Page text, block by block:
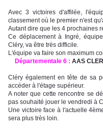
Avec 3 victoires d'affilée,
classement où le premier n'est
Autant dire que les 4 prochaines
Ce déplacement à Ingré,
Cléry, va être très difficile.
L'équipe va faire son maximum
Départementale 6 : AAS
Cléry également en tête de sa
accéder à l'étage supérieur.
A noter que cette rencontre se
pas souhaité jouer le vendredi à
Une victoire face à l'actuelle
sera plus très loin.